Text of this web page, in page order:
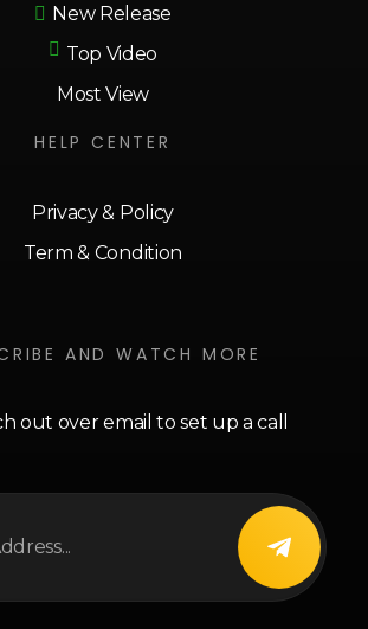
New Release
Top Video
Most View
HELP CENTER
Privacy & Policy
Term & Condition
AND WATCH MORE
out over email to set up a call